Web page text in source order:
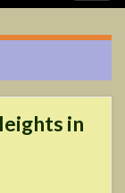
in